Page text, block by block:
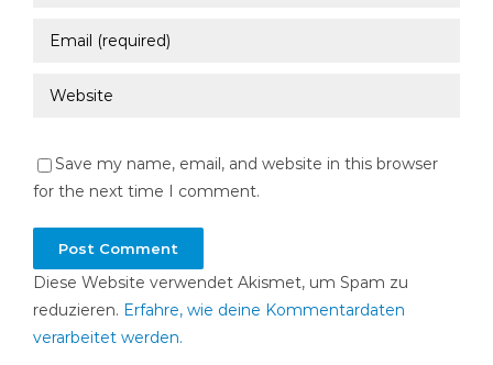
Save my name, email, and website in this browser
for the next time I comment.
Diese Website verwendet Akismet, um Spam zu
reduzieren. Erfahre, wie deine Kommentardaten
verarbeitet werden.